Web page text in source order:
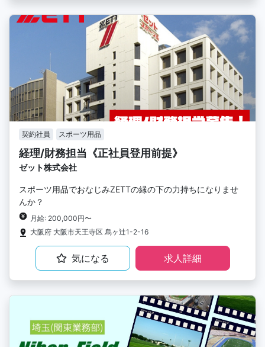
契約社員 スポーツ用品
経理/財務担当《正社員登用前提》
ゼット株式会社
スポーツ用品でおなじみZETTの縁の下の力持ちになりませ
んか？
月給: 200,000円〜
大阪府 大阪市天王寺区 烏ヶ辻1-2-16
気になる 求人詳細